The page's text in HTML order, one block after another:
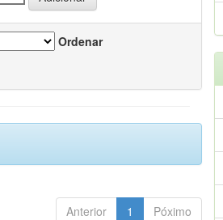
Ordenar
Anterior 1 Póximo